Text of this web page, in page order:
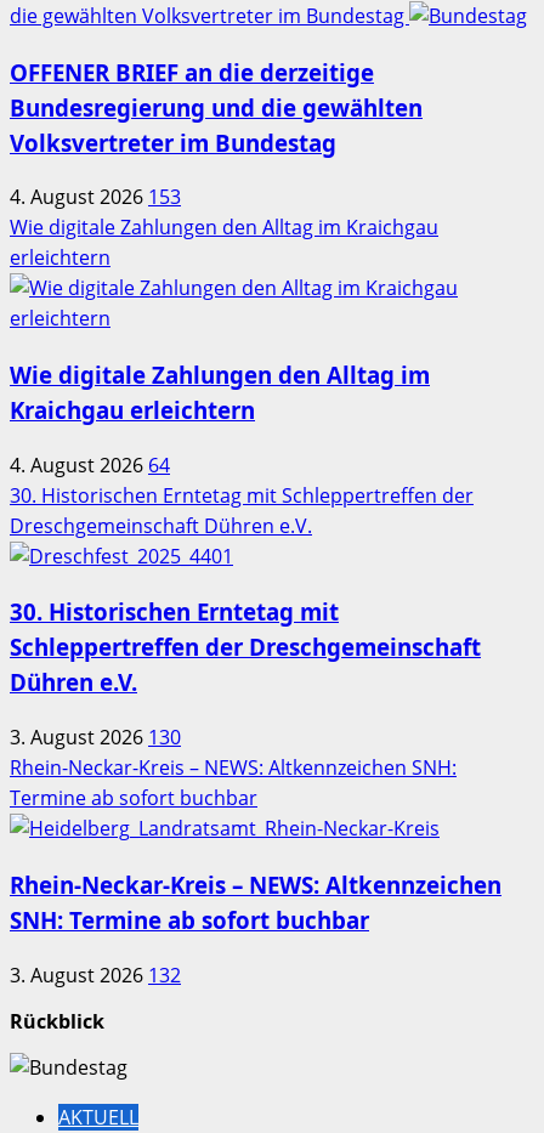
die gewählten Volksvertreter im Bundestag
OFFENER BRIEF an die derzeitige
Bundesregierung und die gewählten
Volksvertreter im Bundestag
4. August 2026 153
Wie digitale Zahlungen den Alltag im Kraichgau
erleichtern
Wie digitale Zahlungen den Alltag im
Kraichgau erleichtern
4. August 2026 64
30. Historischen Erntetag mit Schleppertreffen der
Dreschgemeinschaft Dühren e.V.
30. Historischen Erntetag mit
Schleppertreffen der Dreschgemeinschaft
Dühren e.V.
3. August 2026 130
Rhein-Neckar-Kreis – NEWS: Altkennzeichen SNH:
Termine ab sofort buchbar
Rhein-Neckar-Kreis – NEWS: Altkennzeichen
SNH: Termine ab sofort buchbar
3. August 2026 132
Rückblick
AKTUELL